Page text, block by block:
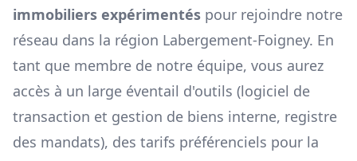
immobiliers expérimentés pour rejoindre notre
réseau dans la région Labergement-Foigney. En
tant que membre de notre équipe, vous aurez
accès à un large éventail d'outils (logiciel de
transaction et gestion de biens interne, registre
des mandats), des tarifs préférenciels pour la